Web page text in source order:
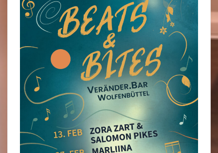
Kunstausstellungen
Nachbar-Machbar Wolfenbüttel
Unsere Freund:innen
Bundesfreiwilligendienst
UNSER LADEN
Unser Verhaltenskodex
Workcafé